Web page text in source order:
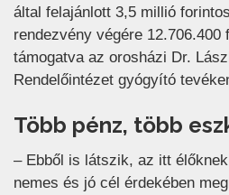
által felajánlott 3,5 millió
rendezvény végére 12.706.400
támogatva az orosházi Dr.
Rendelőintézet gyógyító
Több pénz, több
– Ebből is látszik, az itt
nemes és jó cél érdekében